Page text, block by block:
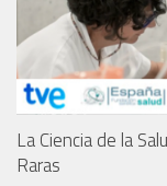
La Ciencia de la
Raras